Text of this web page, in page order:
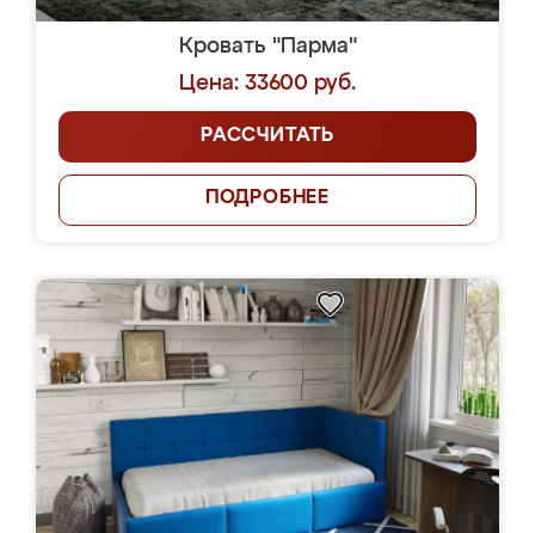
Кровать "Парма"
Цена: 33600 руб.
РАССЧИТАТЬ
ПОДРОБНЕЕ